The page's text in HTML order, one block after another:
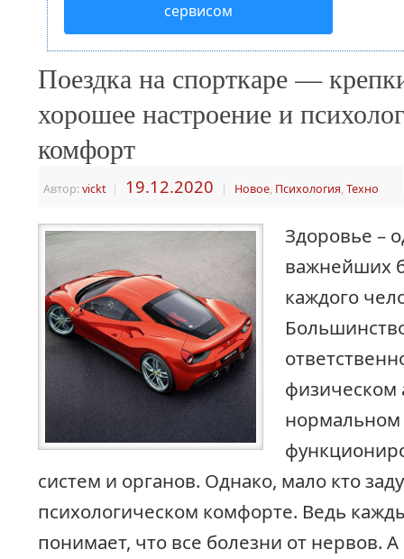
сервисом
Поездка на спорткаре —
хорошее настроение и
комфорт
Автор:vickt | 19.12.2020 | Новое, Психология, Техно
Здоровье –
важнейших
каждого
физическом
нормальном
систем и органов. Однако, мало кто
психологическом комфорте. Ведь
понимает, что все болезни от нервов.